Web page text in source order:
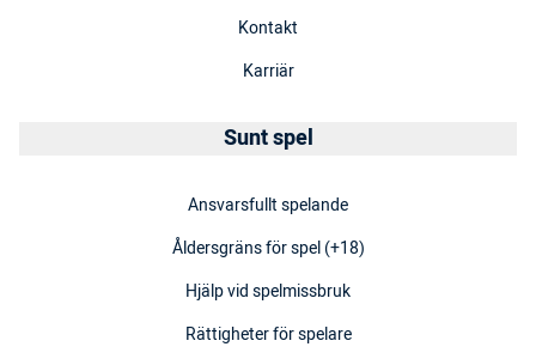
Kontakt
Karriär
Sunt spel
Ansvarsfullt spelande
Åldersgräns för spel (+18)
Hjälp vid spelmissbruk
Rättigheter för spelare